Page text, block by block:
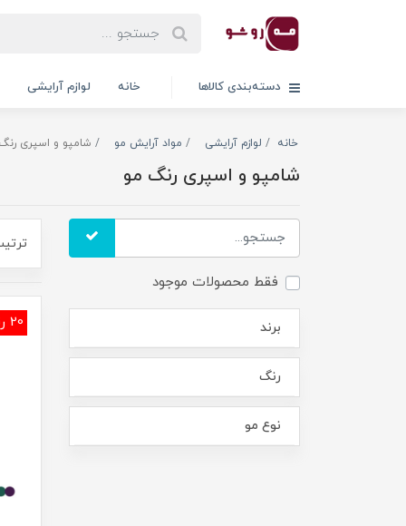
دسته‌بندی کالاها خانه لوازم آرایشی
خانه لوازم آرایشی مواد آرایش مو شامپو و اسپری
شامپو و اسپری رنگ مو
فقط محصولات موجود
برند
رنگ
نوع مو
20 رنگ